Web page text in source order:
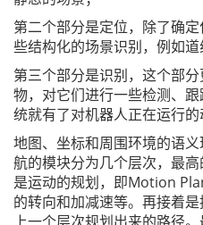
第二个部分是定位，除了确
些结构化的场景识别，例如道
第三个部分是识别，这个部
物，对它们进行一些检测、
统就有了对机器人正在运行的
地图、坐标和周围环境的语
航的模块分为几个层次，最
是运动的规划，即Motion
的转向和加减速等。再接着